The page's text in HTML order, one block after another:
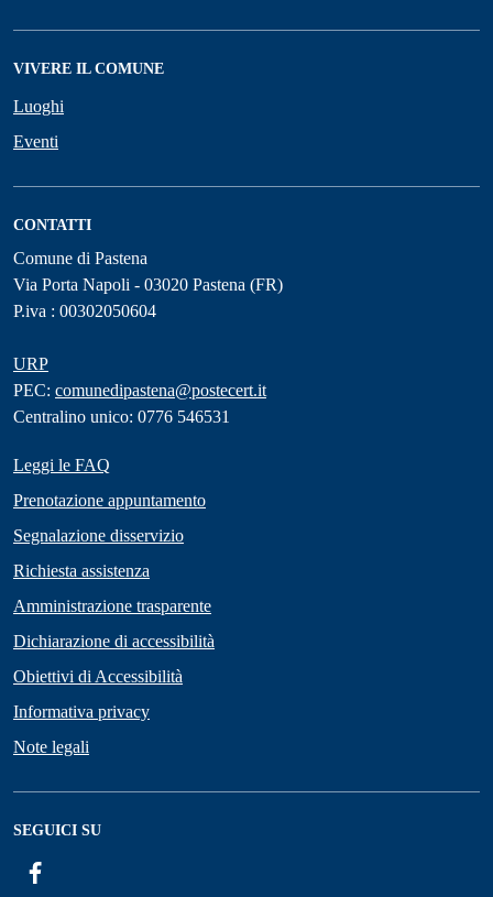
VIVERE IL COMUNE
Luoghi
Eventi
CONTATTI
Comune di Pastena
Via Porta Napoli - 03020 Pastena (FR)
P.iva : 00302050604
URP
PEC: comunedipastena@postecert.it
Centralino unico: 0776 546531
Leggi le FAQ
Prenotazione appuntamento
Segnalazione disservizio
Richiesta assistenza
Amministrazione trasparente
Dichiarazione di accessibilità
Obiettivi di Accessibilità
Informativa privacy
Note legali
SEGUICI SU